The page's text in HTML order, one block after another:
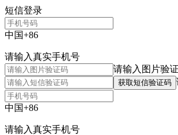
短信登录
中国+86
请输入真实手机号
请输入图片验
获取短信验证码
中国+86
请输入真实手机号